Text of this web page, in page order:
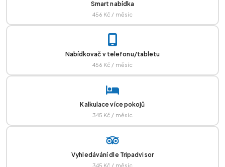
Smart nabídka
456 Kč / měsíc
Nabídkovač v telefonu/tabletu
456 Kč / měsíc
Kalkulace více pokojů
345 Kč / měsíc
Vyhledávání dle Tripadvisor
345 Kč / měsíc